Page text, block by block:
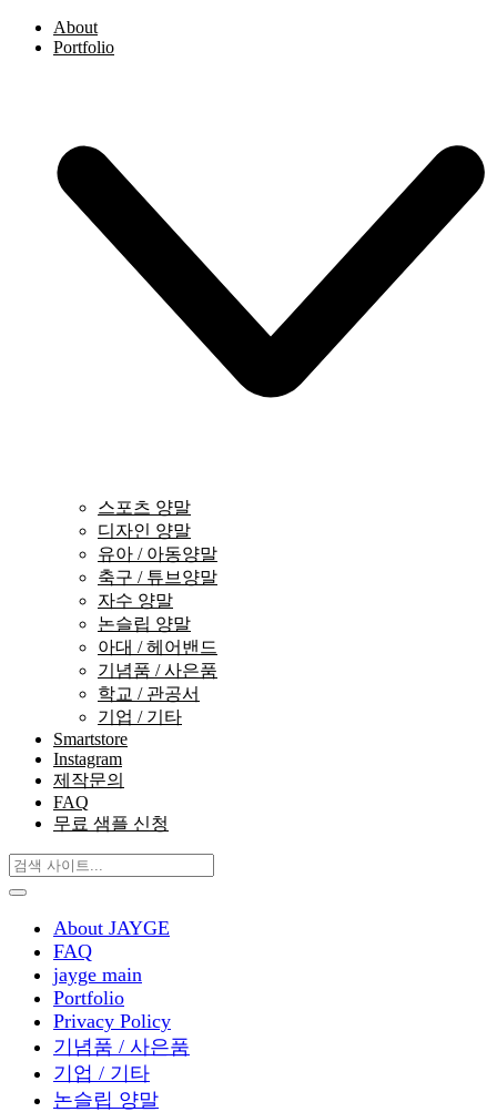
About
Portfolio
스포츠 양말
디자인 양말
유아 / 아동양말
축구 / 튜브양말
자수 양말
논슬립 양말
아대 / 헤어밴드
기념품 / 사은품
학교 / 관공서
기업 / 기타
Smartstore
Instagram
제작문의
FAQ
무료 샘플 신청
About JAYGE
FAQ
jayge main
Portfolio
Privacy Policy
기념품 / 사은품
기업 / 기타
논슬립 양말